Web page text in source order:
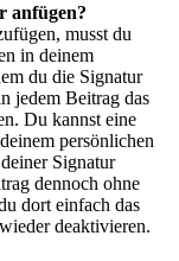
anfügen?
musst du
in deinem
du die Signatur
jedem Beitrag das
Du kannst eine
persönlichen
Signatur
dennoch ohne
dort einfach das
deaktivieren.